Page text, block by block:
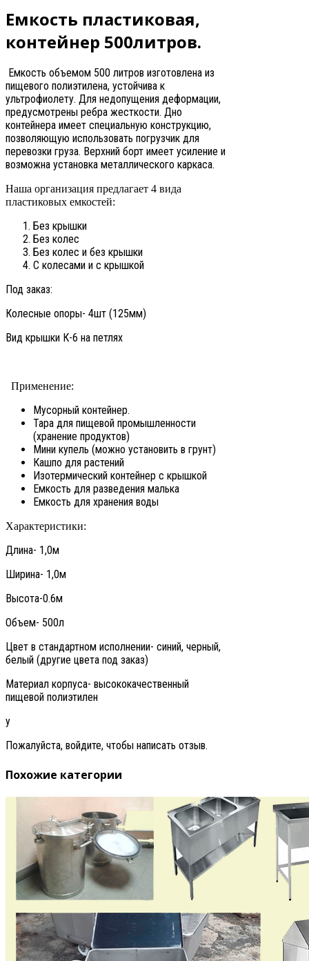
Емкость пластиковая,
контейнер 500литров.
Емкость объемом 500 литров изготовлена из
пищевого полиэтилена, устойчива к
ультрофиолету. Для недопущения деформации,
предусмотрены ребра жесткости. Дно
контейнера имеет специальную конструкцию,
позволяющую использовать погрузчик для
перевозки груза. Верхний борт имеет усиление и
возможна установка металлического каркаса.
Наша организация предлагает 4 вида
пластиковых емкостей:
Без крышки
Без колес
Без колес и без крышки
С колесами и с крышкой
Под заказ:
Колесные опоры- 4шт (125мм)
Вид крышки К-6 на петлях
Применение:
Мусорный контейнер.
Тара для пищевой промышленности
(хранение продуктов)
Мини купель (можно установить в грунт)
Кашпо для растений
Изотермический контейнер с крышкой
Емкость для разведения малька
Емкость для хранения воды
Характеристики:
Длина- 1,0м
Ширина- 1,0м
Высота-0.6м
Объем- 500л
Цвет в стандартном исполнении- синий, черный,
белый (другие цвета под заказ)
Материал корпуса- высококачественный
пищевой полиэтилен
у
Пожалуйста, войдите, чтобы написать отзыв.
Похожие категории